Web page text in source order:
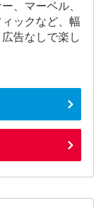
、マーベル、
ックなど、幅
告なしで楽し